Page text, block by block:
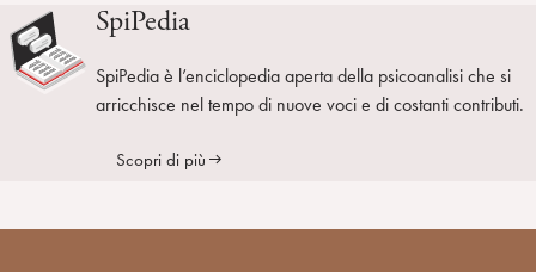
SpiPedia
SpiPedia è l’enciclopedia aperta della psicoanalisi che si
arricchisce nel tempo di nuove voci e di costanti contributi.
Scopri di più